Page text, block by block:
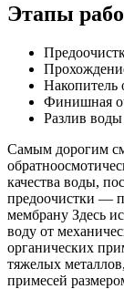
Этапы
Финишная
Разлив
Самым дорогим
качества воды,
предоочистки —
мембрану Здесь
воду от
органических
тяжелых
примесей